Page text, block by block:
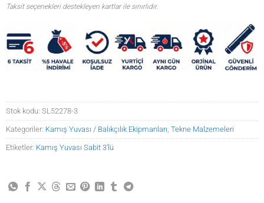
Taksit seçenekleri destekleyen kartlar ile sınırlıdır.
Stok kodu: SL52278-3
Kategoriler: Kamış Yuvası / Balıkçılık Ekipmanları, Tekne Malzemeleri
Etiketler: Kamış Yuvası Sabit 3'lü